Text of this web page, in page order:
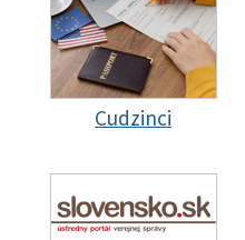
Cudzinci